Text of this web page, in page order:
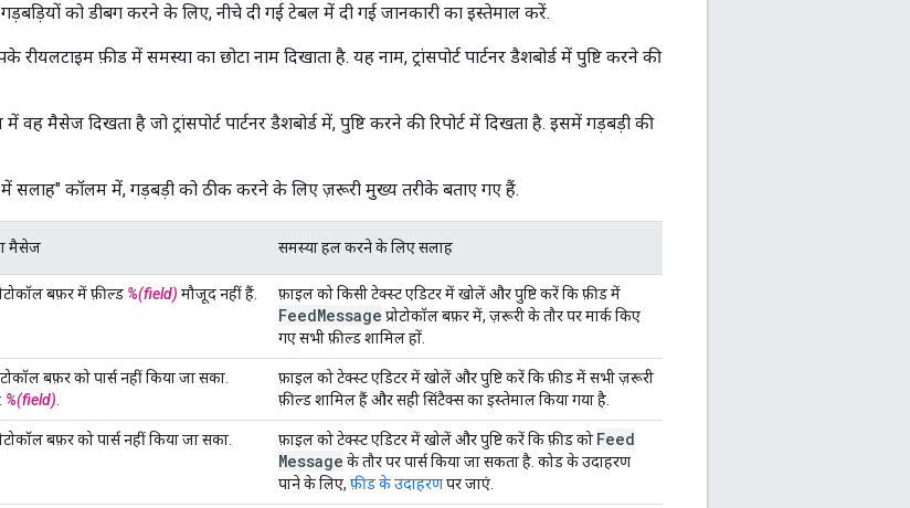
को डीबग करने के लिए, नीचे दी गई टेबल में दी गई जानकारी का इस्तेमाल करें.
फ़ीड में समस्या का छोटा नाम दिखाता है. यह नाम, ट्रांसपोर्ट पार्टनर डैशबोर्ड में पुष्टि करने की
मैसेज दिखता है जो ट्रांसपोर्ट पार्टनर डैशबोर्ड में, पुष्टि करने की रिपोर्ट में दिखता है. इसमें गड़बड़ी की
सलाह" कॉलम में, गड़बड़ी को ठीक करने के लिए ज़रूरी मुख्य तरीके बताए गए हैं.
मैसेज समस्या हल करने के लिए सलाह
बफ़र में फ़ील्ड %(field) मौजूद नहीं हैं. फ़ाइल को किसी टेक्स्ट एडिटर में खोलें और पुष्टि करें कि फ़ीड में
FeedMessage प्रोटोकॉल बफ़र में, ज़रूरीके तौर पर मार्क किए
गए सभी फ़ील्ड शामिल हों.
बफ़र को पार्स नहीं किया जा सका.
%(field)
फ़ाइल को टेक्स्ट एडिटर में खोलें और पुष्टि करें कि फ़ीड में सभी ज़रूरी
फ़ील्ड शामिल हैं और सही सिंटैक्स का इस्तेमाल किया गया है.
बफ़र को पार्स नहीं किया जा सका. फ़ाइल को टेक्स्ट एडिटर में खोलें और पुष्टि करें कि फ़ीड को Feed
Message के तौर पर पार्स किया जा सकता है. कोड के उदाहरण
पाने के लिए, फ़ीड के उदाहरणपर जाएं.